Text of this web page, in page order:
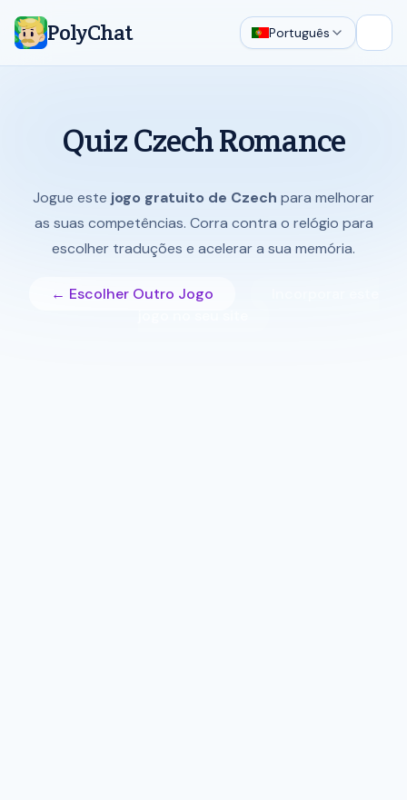
PolyChat Português
Quiz Czech Romance
Jogue este jogo gratuito de Czech para melhorar
as suas competências. Corra contra o relógio para
escolher traduções e acelerar a sua memória.
← Escolher Outro Jogo